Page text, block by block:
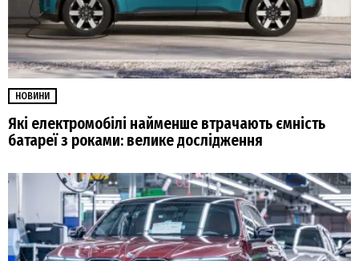
НОВИНИ
Які електромобілі найменше втрачають ємність
батареї з роками: велике дослідження